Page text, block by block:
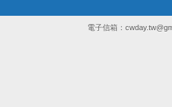
電子信箱：